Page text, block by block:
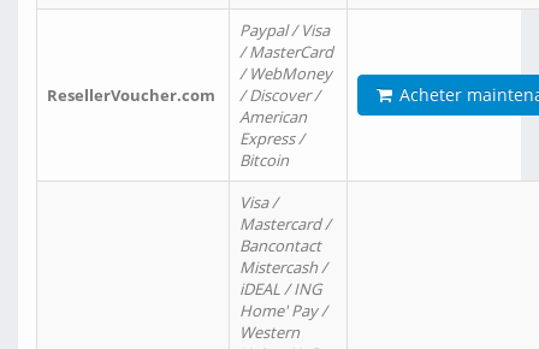
ResellerVoucher.com
Paypal / Visa
/ MasterCard
/ WebMoney
/ Discover /
American
Express /
Bitcoin
Acheter
Visa /
Mastercard /
Bancontact
Mistercash /
iDEAL / ING
Home' Pay /
Western